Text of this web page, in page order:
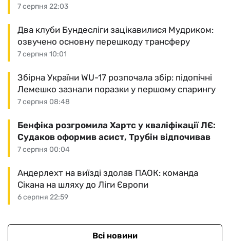
7 серпня 22:03
7 серпня 10:01
Два клуби Бундесліги зацікавилися Мудриком:
озвучено основну перешкоду трансферу
7 серпня 08:48
Збірна України WU-17 розпочала збір: підопічні
Лемешко зазнали поразки у першому спарингу
7 серпня 00:04
Бенфіка розгромила Хартс у кваліфікації ЛЄ:
Судаков оформив асист, Трубін відпочивав
6 серпня 22:59
Андерлехт на виїзді здолав ПАОК: команда
Сікана на шляху до Ліги Європи
Всі новини